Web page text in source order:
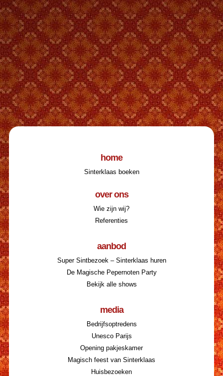
home
Sinterklaas boeken
over ons
Wie zijn wij?
Referenties
aanbod
Super Sintbezoek – Sinterklaas huren
De Magische Pepernoten Party
Bekijk alle shows
media
Bedrijfsoptredens
Unesco Parijs
Opening pakjeskamer
Magisch feest van Sinterklaas
Huisbezoeken